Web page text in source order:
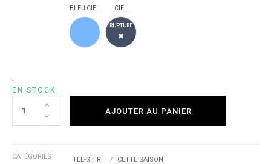
BLEU CIEL
BLEU CIEL
CIEL
RUPTURE
✖
CIEL
EN STOCK
AJOUTER AU PANIER
CATÉGORIES TEE-SHIRT
CETTE SAISON